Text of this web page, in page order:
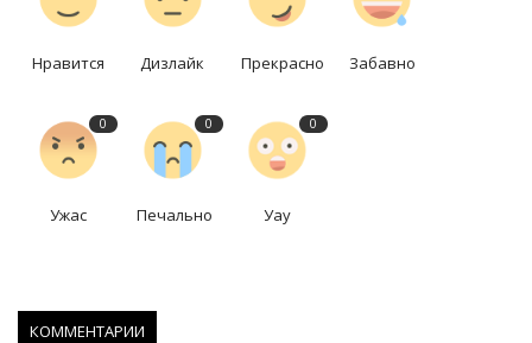
Нравится Дизлайк Прекрасно Забавно
0
Ужас
0
Печально
0
Уау
КОММЕНТАРИИ